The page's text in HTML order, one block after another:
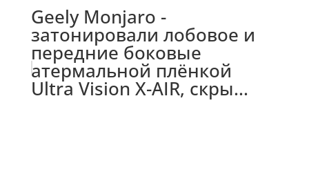
Geely Monjaro -
затонировали лобовое и
передние боковые
атермальной плёнкой
Ultra Vision X-AIR, скры...